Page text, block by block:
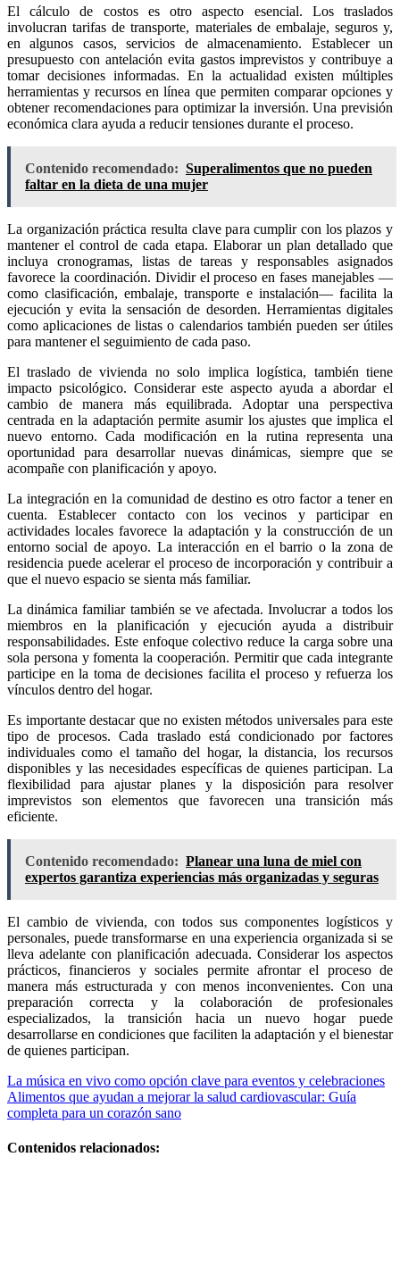
El cálculo de costos es otro aspecto esencial. Los traslados
involucran tarifas de transporte, materiales de embalaje, seguros y,
en algunos casos, servicios de almacenamiento. Establecer un
presupuesto con antelación evita gastos imprevistos y contribuye a
tomar decisiones informadas. En la actualidad existen múltiples
herramientas y recursos en línea que permiten comparar opciones y
obtener recomendaciones para optimizar la inversión. Una previsión
económica clara ayuda a reducir tensiones durante el proceso.
Contenido recomendado: Superalimentos que no pueden
faltar en la dieta de una mujer
La organización práctica resulta clave para cumplir con los plazos y
mantener el control de cada etapa. Elaborar un plan detallado que
incluya cronogramas, listas de tareas y responsables asignados
favorece la coordinación. Dividir el proceso en fases manejables —
como clasificación, embalaje, transporte e instalación— facilita la
ejecución y evita la sensación de desorden. Herramientas digitales
como aplicaciones de listas o calendarios también pueden ser útiles
para mantener el seguimiento de cada paso.
El traslado de vivienda no solo implica logística, también tiene
impacto psicológico. Considerar este aspecto ayuda a abordar el
cambio de manera más equilibrada. Adoptar una perspectiva
centrada en la adaptación permite asumir los ajustes que implica el
nuevo entorno. Cada modificación en la rutina representa una
oportunidad para desarrollar nuevas dinámicas, siempre que se
acompañe con planificación y apoyo.
La integración en la comunidad de destino es otro factor a tener en
cuenta. Establecer contacto con los vecinos y participar en
actividades locales favorece la adaptación y la construcción de un
entorno social de apoyo. La interacción en el barrio o la zona de
residencia puede acelerar el proceso de incorporación y contribuir a
que el nuevo espacio se sienta más familiar.
La dinámica familiar también se ve afectada. Involucrar a todos los
miembros en la planificación y ejecución ayuda a distribuir
responsabilidades. Este enfoque colectivo reduce la carga sobre una
sola persona y fomenta la cooperación. Permitir que cada integrante
participe en la toma de decisiones facilita el proceso y refuerza los
vínculos dentro del hogar.
Es importante destacar que no existen métodos universales para este
tipo de procesos. Cada traslado está condicionado por factores
individuales como el tamaño del hogar, la distancia, los recursos
disponibles y las necesidades específicas de quienes participan. La
flexibilidad para ajustar planes y la disposición para resolver
imprevistos son elementos que favorecen una transición más
eficiente.
Contenido recomendado: Planear una luna de miel con
expertos garantiza experiencias más organizadas y seguras
El cambio de vivienda, con todos sus componentes logísticos y
personales, puede transformarse en una experiencia organizada si se
lleva adelante con planificación adecuada. Considerar los aspectos
prácticos, financieros y sociales permite afrontar el proceso de
manera más estructurada y con menos inconvenientes. Con una
preparación correcta y la colaboración de profesionales
especializados, la transición hacia un nuevo hogar puede
desarrollarse en condiciones que faciliten la adaptación y el bienestar
de quienes participan.
Navegación
de
La música en vivo como opción clave para eventos y celebraciones
Alimentos que ayudan a mejorar la salud cardiovascular: Guía
completa para un corazón sano
Contenidos relacionados: